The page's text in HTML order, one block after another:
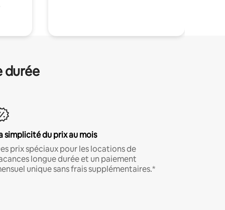
durée
simplicité du prix au mois
prix spéciaux pour les locations de
longue durée et un paiement
unique sans frais supplémentaires.*